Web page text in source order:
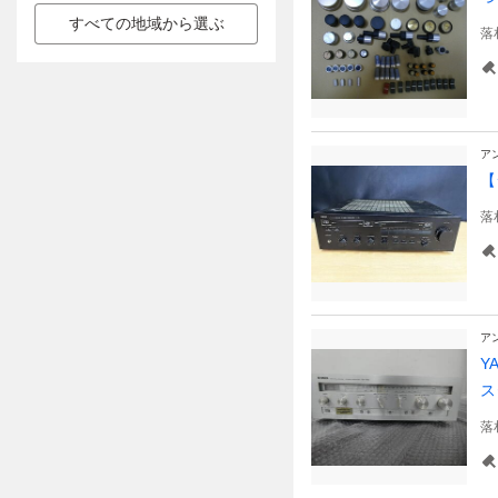
落
ア
落
ア
落
すべての地域から選ぶ